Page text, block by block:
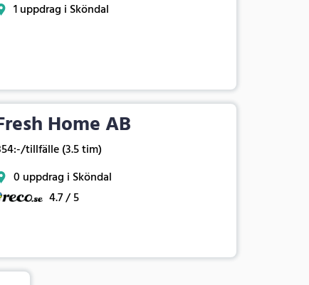
1 uppdrag i Sköndal
Home AB
tillfälle (3.5 tim)
0 uppdrag i Sköndal
4.7 / 5